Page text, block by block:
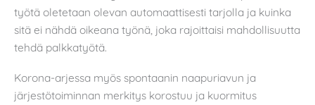
työtä oletetaan olevan automaattisesti tarjolla ja kuinka
sitä ei nähdä oikeana työnä, joka rajoittaisi mahdollisuutta
tehdä palkkatyötä.
Korona-arjessa myös spontaanin naapuriavun ja
järjestötoiminnan merkitys korostuu ja kuormitus